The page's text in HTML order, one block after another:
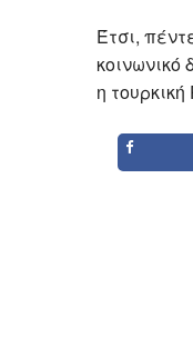
Έτσι,
κοινωνικό
η